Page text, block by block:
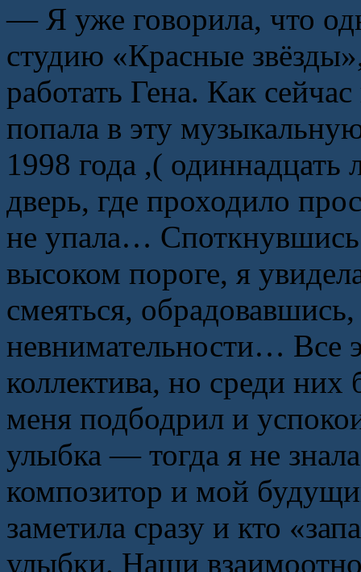
— Я уже говорила, что
студию «Красные
работать Гена. Как
попала в эту
1998 года ,(
дверь, где проходило
не упала… Споткнувшись
высоком пороге, я
смеяться,
невнимательности… Все
коллектива, но среди
меня подбодрил и
улыбка — тогда я не
композитор и мой
заметила сразу и кто
улыбки. Наши